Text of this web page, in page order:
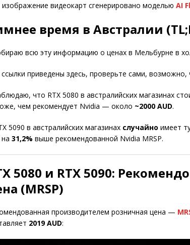
видеокарт сгенерировано моделью AI
время в Австралии
всю эту информацию о ценах в Мельбурне в
приведены здесь, проверьте сами, возможно,
что RTX 5080 в австралийских магазинах
чем рекомендует Nvidia — около ~2000 AUD.
5090 в австралийских магазинах случайно имеет
31,2% выше рекомендованной Nvidia MRSP.
5080 и RTX 5090:
(MRSP)
производителем розничная цена —
2019 AUD: